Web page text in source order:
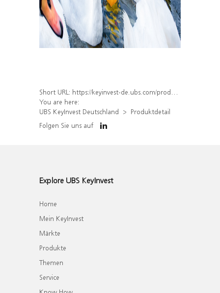
Short URL: https://keyinvest-de.ubs.com/produkt/detail/index/isin/DE000WA7B7T5
You are here:
UBS KeyInvest Deutschland
Produktdetail
Folgen Sie uns auf
Explore UBS KeyInvest
Home
Mein KeyInvest
Märkte
Produkte
Themen
Service